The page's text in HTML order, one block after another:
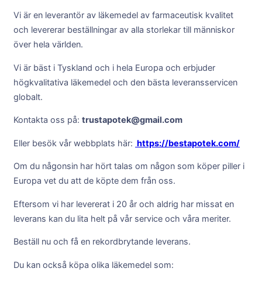
Vi är en leverantör av läkemedel av farmaceutisk kvalitet
och levererar beställningar av alla storlekar till människor
över hela världen.
Vi är bäst i Tyskland och i hela Europa och erbjuder
högkvalitativa läkemedel och den bästa leveransservicen
globalt.
Kontakta oss på: trustapotek@gmail.com
Eller besök vår webbplats här: https://bestapotek.com/
Om du någonsin har hört talas om någon som köper piller i
Europa vet du att de köpte dem från oss.
Eftersom vi har levererat i 20 år och aldrig har missat en
leverans kan du lita helt på vår service och våra meriter.
Beställ nu och få en rekordbrytande leverans.
Du kan också köpa olika läkemedel som: